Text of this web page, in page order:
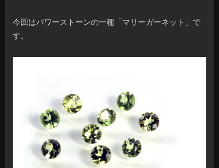
今回はパワーストーンの一種「マリーガーネット」で
す。